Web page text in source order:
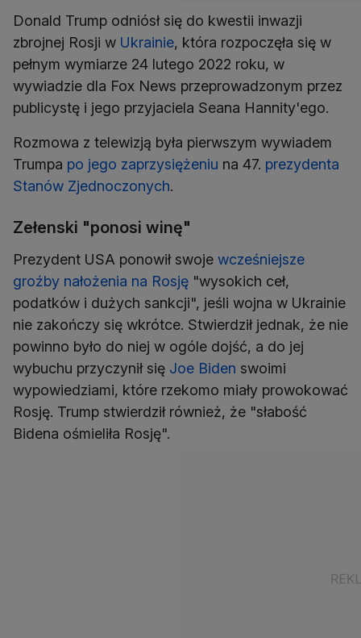
Donald Trump odniósł się do kwestii inwazji
zbrojnej Rosji w Ukrainie, która rozpoczęła się w
pełnym wymiarze 24 lutego 2022 roku, w
wywiadzie dla Fox News przeprowadzonym przez
publicystę i jego przyjaciela Seana Hannity'ego.
Rozmowa z telewizją była pierwszym wywiadem
Trumpa po jego zaprzysiężeniu na 47. prezydenta
Stanów Zjednoczonych.
Zełenski "ponosi winę"
Prezydent USA ponowił swoje wcześniejsze
groźby nałożenia na Rosję "wysokich ceł,
podatków i dużych sankcji", jeśli wojna w Ukrainie
nie zakończy się wkrótce. Stwierdził jednak, że nie
powinno było do niej w ogóle dojść, a do jej
wybuchu przyczynił się Joe Biden swoimi
wypowiedziami, które rzekomo miały prowokować
Rosję. Trump stwierdził również, że "słabość
Bidena ośmieliła Rosję".